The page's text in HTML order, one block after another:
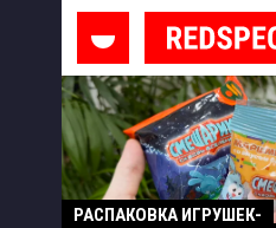
РАСПАКОВКА ИГРУШЕК-